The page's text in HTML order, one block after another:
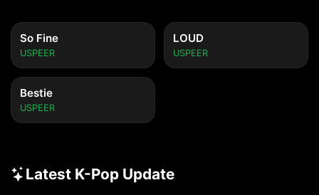
So Fine
USPEER
LOUD
USPEER
Bestie
USPEER
Latest K-Pop Update